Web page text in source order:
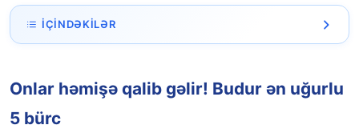
İÇINDƏKILƏR
Onlar həmişə qalib gəlir! Budur ən uğurlu
5 bürc